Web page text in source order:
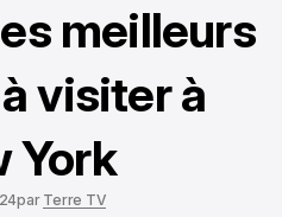
meilleurs
visiter à
York
par Terre TV